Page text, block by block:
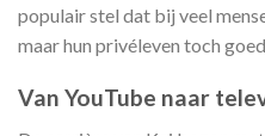
populair stel dat bij veel
maar hun privéleven toch
Van YouTube naar